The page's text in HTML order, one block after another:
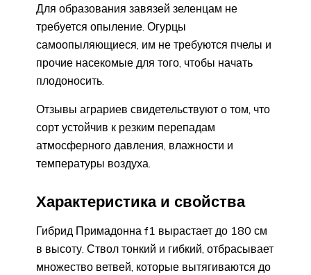
Для образования завязей зеленцам не
требуется опыление. Огурцы
самоопыляющиеся, им не требуются пчелы и
прочие насекомые для того, чтобы начать
плодоносить.
Отзывы аграриев свидетельствуют о том, что
сорт устойчив к резким перепадам
атмосферного давления, влажности и
температуры воздуха.
Характеристика и свойства
Гибрид Примадонна f1 вырастает до 180 см
в высоту. Ствол тонкий и гибкий, отбрасывает
множество ветвей, которые вытягиваются до